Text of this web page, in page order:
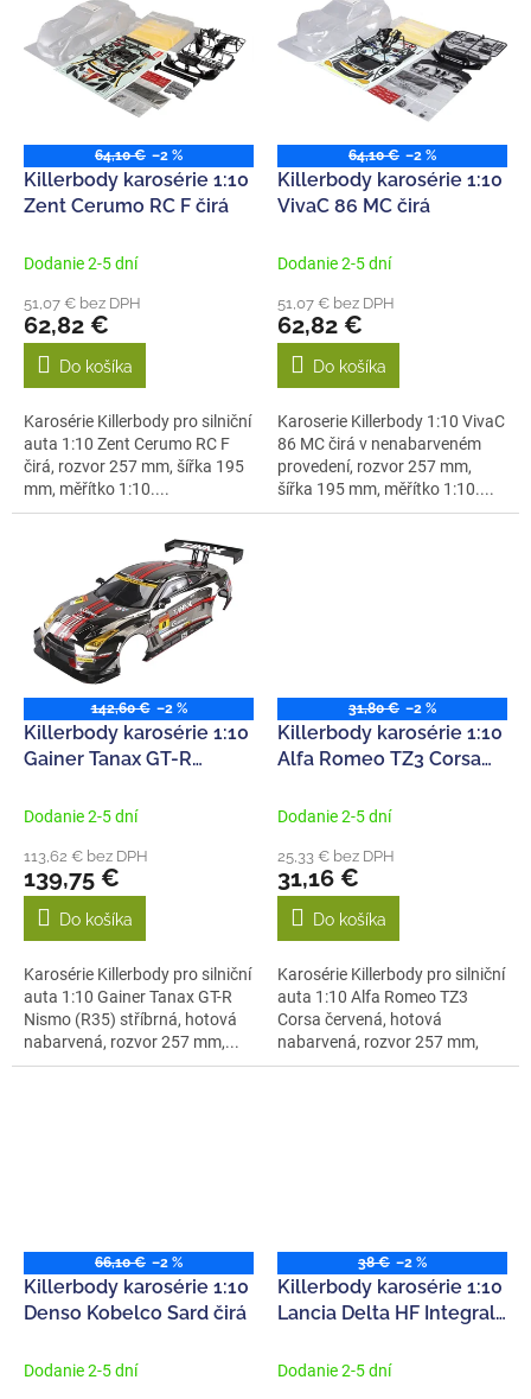
p
u
64,10 € –2 %
Killerbody karosérie 1:10
Zent Cerumo RC F čirá
Dodanie 2-5 dní
51,07 € bez DPH
62,82 €
Do košíka
Karosérie Killerbody pro silniční
auta 1:10 Zent Cerumo RC F
čirá, rozvor 257 mm, šířka 195
mm, měřítko 1:10....
64,10 € –2 %
Killerbody karosérie 1:10
VivaC 86 MC čirá
Dodanie 2-5 dní
51,07 € bez DPH
62,82 €
Do košíka
Karoserie Killerbody 1:10 VivaC
86 MC čirá v nenabarveném
provedení, rozvor 257 mm,
šířka 195 mm, měřítko 1:10....
142,60 € –2 %
Killerbody karosérie 1:10
Gainer Tanax GT-R
Dodanie 2-5 dní
113,62 € bez DPH
139,75 €
Do košíka
Karosérie Killerbody pro silniční
auta 1:10 Gainer Tanax GT-R
Nismo (R35) stříbrná, hotová
nabarvená, rozvor 257 mm,...
31,80 € –2 %
Killerbody karosérie 1:10
Alfa Romeo TZ3 Corsa
Dodanie 2-5 dní
25,33 € bez DPH
31,16 €
Do košíka
Karosérie Killerbody pro silniční
auta 1:10 Alfa Romeo TZ3
Corsa červená, hotová
nabarvená, rozvor 257 mm,
šířka 129...
66,10 € –2 %
Killerbody karosérie 1:10
Denso Kobelco Sard čirá
Dodanie 2-5 dní
38 € –2 %
Killerbody karosérie 1:10
Lancia Delta HF Integrale
Dodanie 2-5 dní